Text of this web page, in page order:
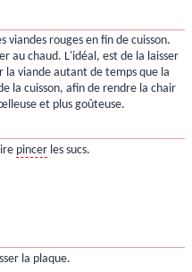
viandes rouges en fin de cuisson.
au chaud. L'idéal, est de la laisser
la viande autant de temps que la
la cuisson, afin de rendre la chair
et plus goûteuse.
pincerles sucs.
la plaque.